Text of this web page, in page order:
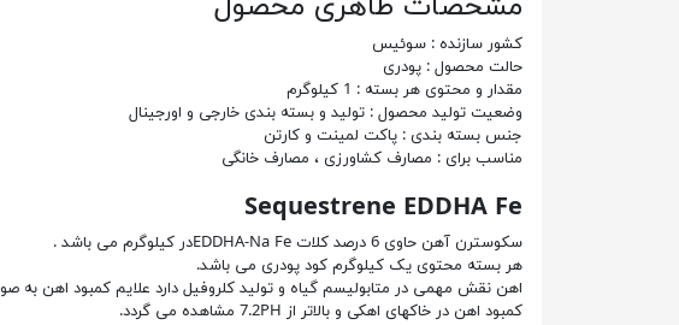
کشور سازنده : سوئیس
حالت محصول : پودری
مقدار و محتوی هر بسته : 1 کیلوگرم
وضعیت تولید محصول : تولید و بسته بندی خارجی و اورجینال
جنس بسته بندی : پاکت لمینت و کارتن
مناسب برای : مصارف کشاورزی ، مصارف خانگی
Sequestrene EDDHA Fe
سکوسترن آهن حاوی 6 درصد کلات EDDHA-Na Feدر کیلوگرم می باشد .
هر بسته محتوی یک کیلوگرم کود پودری می باشد.
اهن نقش مهمی در متابولیسم گیاه و تولید کلروفیل دارد علایم کمبود اهن به
کمبود اهن در خاکهای اهکی و بالاتر از 7.2PH مشاهده می گردد.